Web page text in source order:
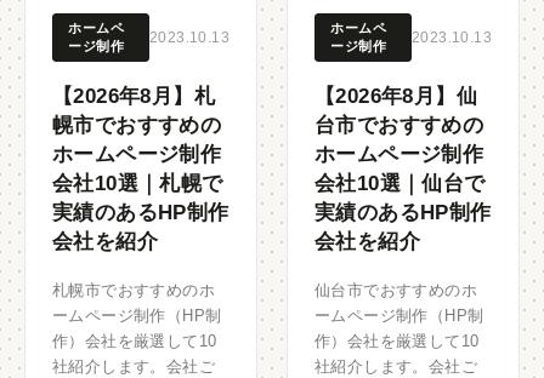
ホームペ
ージ制作
2023.10.13
【2026年8月】札
幌市でおすすめの
ホームページ制作
会社10選｜札幌で
実績のあるHP制作
会社を紹介
札幌市でおすすめのホ
ームページ制作（HP制
作）会社を厳選して10
社紹介します。会社ご
ホームペ
ージ制作
2023.10.13
【2026年8月】仙
台市でおすすめの
ホームページ制作
会社10選｜仙台で
実績のあるHP制作
会社を紹介
仙台市でおすすめのホ
ームページ制作（HP制
作）会社を厳選して10
社紹介します。会社ご